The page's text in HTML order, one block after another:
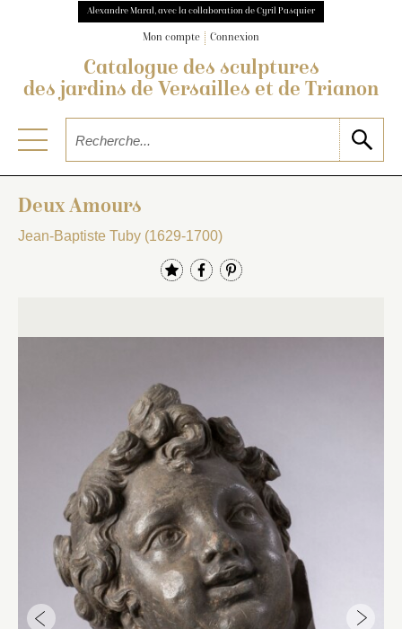
Alexandre Maral, avec la collaboration de Cyril Pasquier
Mon compte Connexion
Catalogue des sculptures
des jardins de Versailles et de Trianon
Deux Amours
Jean-Baptiste Tuby (1629-1700)